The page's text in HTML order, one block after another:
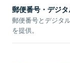
郵便番号・デジ
郵便番号とデジタ
を提供。